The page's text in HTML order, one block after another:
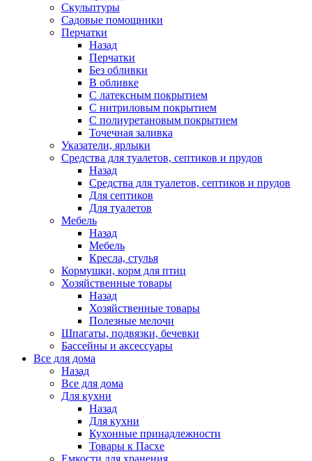
Скульптуры
Садовые помощники
Перчатки
Назад
Перчатки
Без обливки
В обливке
С латексным покрытием
С нитриловым покрытием
С полиуретановым покрытием
Точечная заливка
Указатели, ярлыки
Средства для туалетов, септиков и прудов
Назад
Средства для туалетов, септиков и прудов
Для септиков
Для туалетов
Мебель
Назад
Мебель
Кресла, стулья
Кормушки, корм для птиц
Хозяйственные товары
Назад
Хозяйственные товары
Полезные мелочи
Шпагаты, подвязки, бечевки
Бассейны и аксессуары
Все для дома
Назад
Все для дома
Для кухни
Назад
Для кухни
Кухонные принадлежности
Товары к Пасхе
Емкости для хранения